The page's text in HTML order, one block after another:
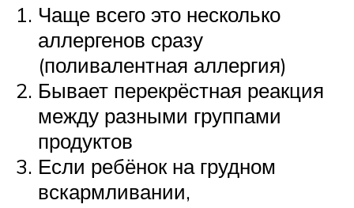
Чаще всего это несколько
аллергенов сразу
(поливалентная аллергия)
Бывает перекрёстная реакция
между разными группами
продуктов
Если ребёнок на грудном
вскармливании,